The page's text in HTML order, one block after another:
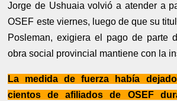
Jorge de Ushuaia volvió a atender a
OSEF este viernes, luego de que su
Posleman, exigiera el pago de parte
obra social provincial mantiene con la
La medida de fuerza había
cientos de afiliados de OSEF